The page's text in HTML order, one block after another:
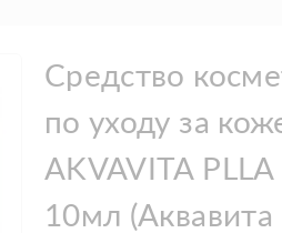
Средство
по уходу за
AKVAVITA PLLA
10мл (Аквавита